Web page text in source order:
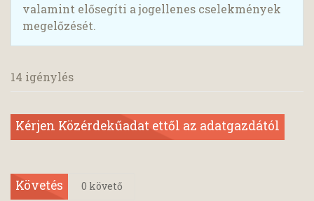
valamint elősegíti a jogellenes cselekmények
megelőzését.
14 igénylés
Kérjen Közérdekűadat ettől az adatgazdától
Követés 0 követő